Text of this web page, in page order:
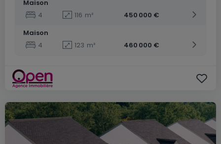
Maison
4
116 m²
450 000 €
Maison
4
123 m² 460 000 €